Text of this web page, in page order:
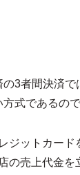
3者間決済
方式であるの
ジットカード
の売上代金を